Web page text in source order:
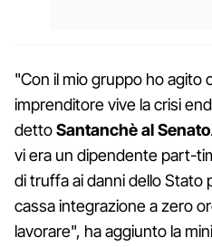
"Con il mio gruppo ho agito
imprenditore vive la crisi
dettoSantanchè al Senato
vi era un dipendente part-
di truffa ai danni dello Stato
cassa integrazione a zero
lavorare", ha aggiunto la